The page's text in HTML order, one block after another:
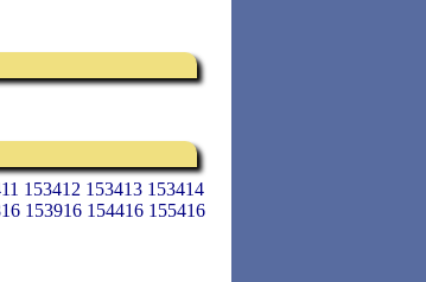
153412 153413 153414
153916 154416 155416